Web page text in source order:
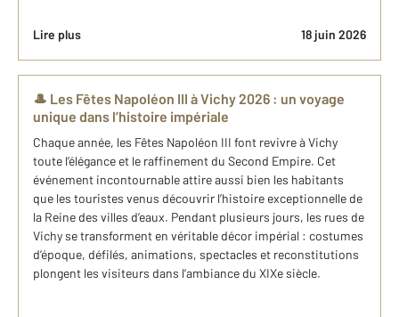
Lire plus 18 juin 2026
🎩 Les Fêtes Napoléon III à Vichy 2026 : un voyage
unique dans l’histoire impériale
Chaque année, les Fêtes Napoléon III font revivre à Vichy
toute l’élégance et le raffinement du Second Empire. Cet
événement incontournable attire aussi bien les habitants
que les touristes venus découvrir l’histoire exceptionnelle de
la Reine des villes d’eaux. Pendant plusieurs jours, les rues de
Vichy se transforment en véritable décor impérial : costumes
d’époque, défilés, animations, spectacles et reconstitutions
plongent les visiteurs dans l’ambiance du XIXe siècle.